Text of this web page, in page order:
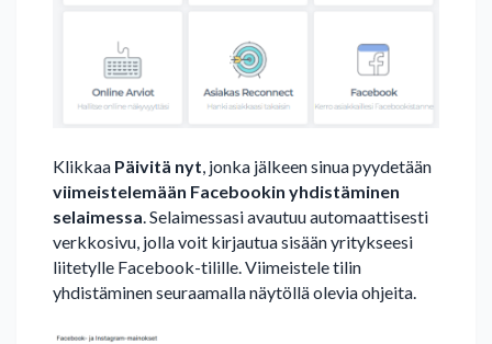
Klikkaa Päivitä nyt, jonka jälkeen sinua pyydetään
viimeistelemään Facebookin yhdistäminen
selaimessa. Selaimessasi avautuu automaattisesti
verkkosivu, jolla voit kirjautua sisään yritykseesi
liitetylle Facebook-tilille. Viimeistele tilin
yhdistäminen seuraamalla näytöllä olevia ohjeita.